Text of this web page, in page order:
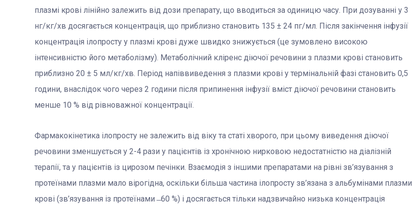
плазмі крові лінійно залежить від дози препарату, що вводиться за одиницю часу. При дозуванні у 3
нг/кг/хв досягається концентрація, що приблизно становить 135 ± 24 пг/мл. Після закінчення інфузії
концентрація ілопросту у плазмі крові дуже швидко знижується (це зумовлено високою
інтенсивністю його метаболізму). Метаболічний кліренс діючої речовини з плазми крові становить
приблизно 20 ± 5 мл/кг/хв. Період напіввиведення з плазми крові у термінальній фазі становить 0,5
години, внаслідок чого через 2 години після припинення інфузії вміст діючої речовини становить
менше 10 % від рівноважної концентрації.
Фармакокінетика ілопросту не залежить від віку та статі хворого, при цьому виведення діючої
речовини зменшується у 2-4 рази у пацієнтів із хронічною нирковою недостатністю на діалізній
терапії, та у пацієнтів із цирозом печінки. Взаємодія з іншими препаратами на рівні зв’язування з
протеїнами плазми мало вірогідна, оскільки більша частина ілопросту зв’язана з альбумінами плазми
крові (зв’язування із протеїнами ̶ 60 %) і досягається тільки надзвичайно низька концентрація